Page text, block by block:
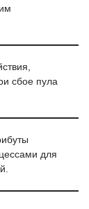
сбое пула
для